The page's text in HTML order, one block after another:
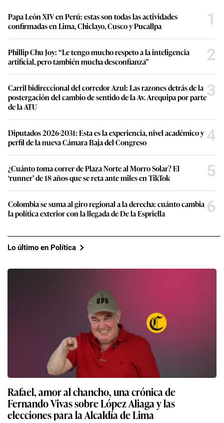
Papa León XIV en Perú: estas son todas las actividades
confirmadas en Lima, Chiclayo, Cusco y Pucallpa
1
Phillip Chu Joy: “Le tengo mucho respeto a la inteligencia
artificial, pero también mucha desconfianza”
2
Carril bidireccional del corredor Azul: Las razones detrás de la
postergación del cambio de sentido de la Av. Arequipa por parte
de la ATU
3
Diputados 2026-2031: Esta es la experiencia, nivel académico y
perfil de la nueva Cámara Baja del Congreso
4
¿Cuánto toma correr de Plaza Norte al Morro Solar? El
‘runner’ de 18 años que se reta ante miles en TikTok
5
Colombia se suma al giro regional a la derecha: cuánto cambia
la política exterior con la llegada de De la Espriella
6
Lo último en Política
Rafael, amor al chancho, una crónica de
Fernando Vivas sobre López Aliaga y las
elecciones para la Alcaldía de Lima